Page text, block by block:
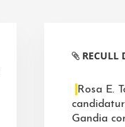
lateral
RECULL
Rosa E.
Gandia